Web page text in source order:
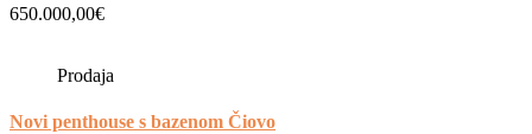
650.000,00€
Prodaja
Novi penthouse s bazenom Čiovo